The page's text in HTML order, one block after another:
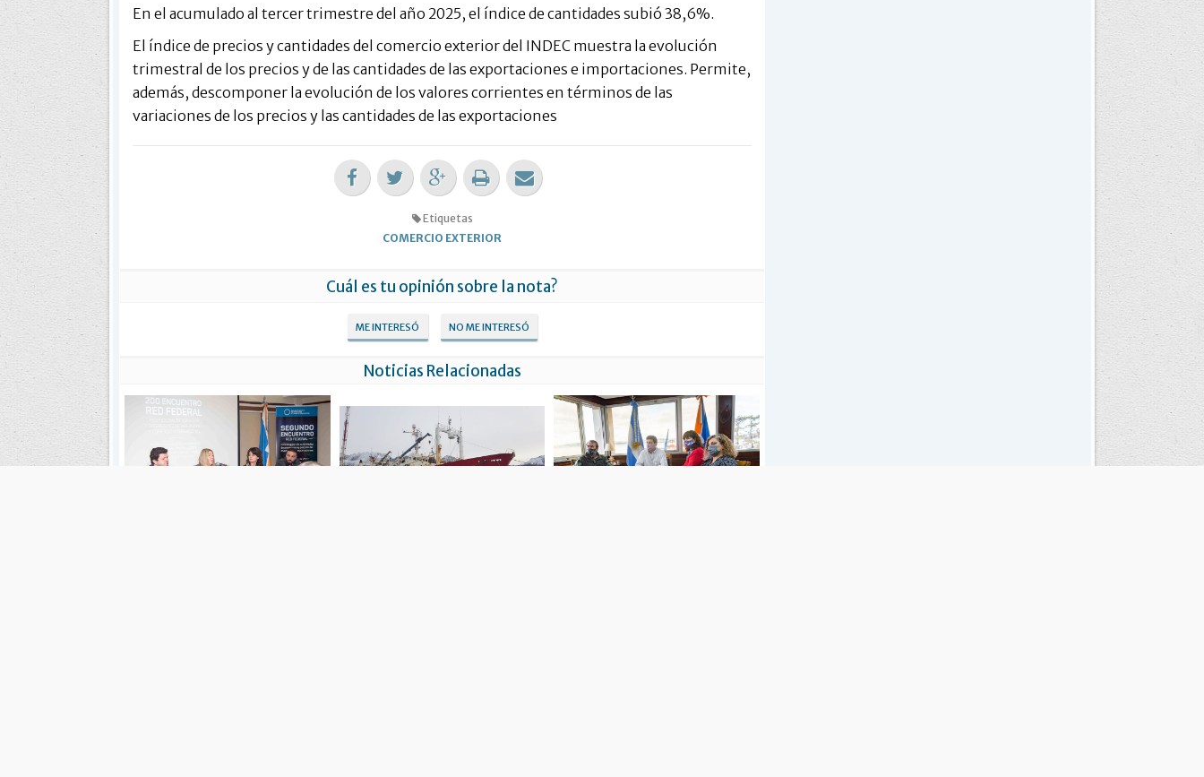
En el acumulado al tercer trimestre del año 2025, el índice de cantidades subió 38,6%.
El índice de precios y cantidades del comercio exterior del INDEC muestra la evolución
trimestral de los precios y de las cantidades de las exportaciones e importaciones. Permite,
además, descomponer la evolución de los valores corrientes en términos de las
variaciones de los precios y las cantidades de las exportaciones
Etiquetas
COMERCIO EXTERIOR
Cuál es tu opinión sobre la nota?
ME INTERESÓ NO ME INTERESÓ
Noticias Relacionadas